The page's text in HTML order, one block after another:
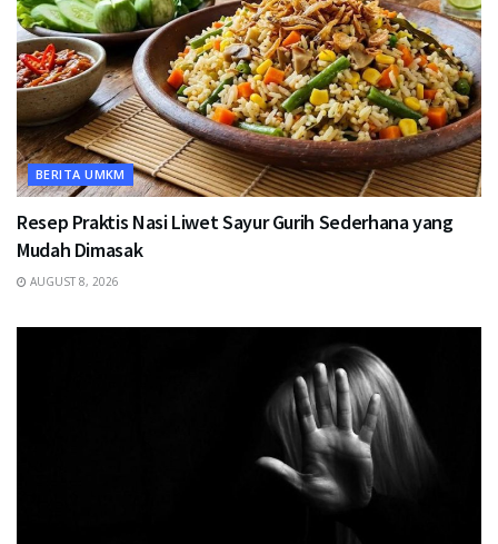
BERITA UMKM
Resep Praktis Nasi Liwet Sayur Gurih Sederhana yang
Mudah Dimasak
AUGUST 8, 2026